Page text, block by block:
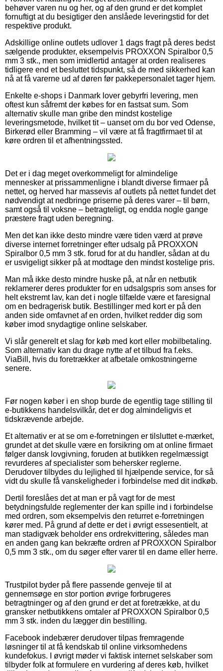
behøver varen nu og her, og af den grund er det komplet
fornuftigt at du besigtiger den anslåede leveringstid for det
respektive produkt.
Adskillige online outlets udlover 1 dags fragt på deres bedst
sælgende produkter, eksempelvis PROXXON Spiralbor 0,5
mm 3 stk., men som imidlertid antager at orden realiseres
tidligere end et besluttet tidspunkt, så de med sikkerhed kan
nå at få varerne ud af døren før pakkepersonalet tager hjem.
Enkelte e-shops i Danmark lover gebyrfri levering, men
oftest kun såfremt der købes for en fastsat sum. Som
alternativ skulle man gribe den mindst kostelige
leveringsmetode, hvilket tit – uanset om du bor ved Odense,
Birkerød eller Bramming – vil være at få fragtfirmaet til at
køre ordren til et afhentningssted.
Det er i dag meget overkommeligt for almindelige
mennesker at prissammenligne i blandt diverse firmaer på
nettet, og herved har massevis af outlets på nettet fundet det
nødvendigt at nedbringe priserne på deres varer – til børn,
samt også til voksne – betragteligt, og endda nogle gange
præstere fragt uden beregning.
Men det kan ikke desto mindre være tiden værd at prøve
diverse internet forretninger efter udsalg på PROXXON
Spiralbor 0,5 mm 3 stk. forud for at du handler, sådan at du
er usvigeligt sikker på at modtage den mindst kostelige pris.
Man må ikke desto mindre huske på, at når en netbutik
reklamerer deres produkter for en udsalgspris som anses for
helt ekstremt lav, kan det i nogle tilfælde være et faresignal
om en bedragerisk butik. Bestillinger med kort er på den
anden side omfavnet af en orden, hvilket redder dig som
køber imod snydagtige online selskaber.
Vi slår generelt et slag for køb med kort eller mobilbetaling.
Som alternativ kan du drage nytte af et tilbud fra f.eks.
ViaBill, hvis du foretrækker at afbetale omkostningerne
senere.
Før nogen køber i en shop burde de egentlig tage stilling til
e-butikkens handelsvilkår, det er dog almindeligvis et
tidskrævende arbejde.
Et alternativ er at se om e-forretningen er tilsluttet e-mærket,
grundet at det skulle være en forsikring om at online firmaet
følger dansk lovgivning, foruden at butikken regelmæssigt
revurderes af specialister som behersker reglerne.
Derudover tilbydes du lejlighed til hjælpende service, for så
vidt du skulle få vanskeligheder i forbindelse med dit indkøb.
Dertil foreslåes det at man er på vagt for de mest
betydningsfulde reglementer der kan spille ind i forbindelse
med ordren, som eksempelvis den returret e-forretningen
kører med. På grund af dette er det i øvrigt essesentielt, at
man stadigvæk beholder ens ordrekvittering, således man
en anden gang kan bekræfte ordren af PROXXON Spiralbor
0,5 mm 3 stk., om du søger efter varer til en dame eller herre.
Trustpilot byder på flere passende genveje til at
gennemsøge en stor portion øvrige forbrugeres
betragtninger og af den grund er det at foretrække, at du
gransker netbutikkens omtaler af PROXXON Spiralbor 0,5
mm 3 stk. inden du lægger din bestilling.
Facebook indebærer derudover tilpas fremragende
løsninger til at få kendskab til online virksomhedens
kundefokus. I øvrigt møder vi faktisk internet selskaber som
tilbyder folk at formulere en vurdering af deres køb, hvilket